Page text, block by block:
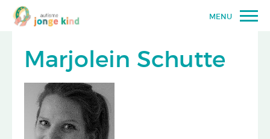
MENU
Marjolein Schutte